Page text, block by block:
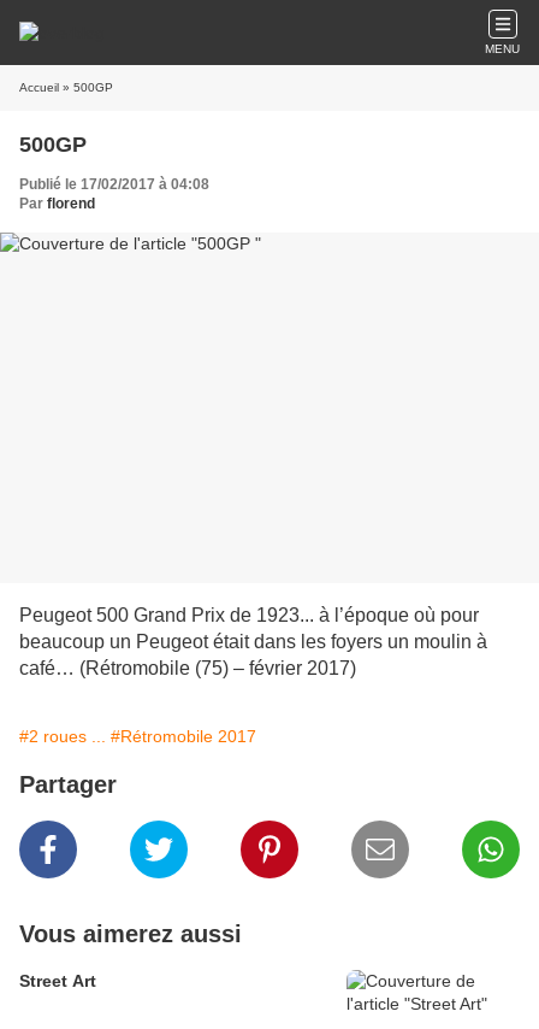
MENU
Accueil » 500GP
500GP
Publié le 17/02/2017 à 04:08
Par florend
Peugeot 500 Grand Prix de 1923... à l’époque où pour
beaucoup un Peugeot était dans les foyers un moulin à
café… (Rétromobile (75) – février 2017)
#2 roues ... #Rétromobile 2017
Partager
Vous aimerez aussi
Street Art